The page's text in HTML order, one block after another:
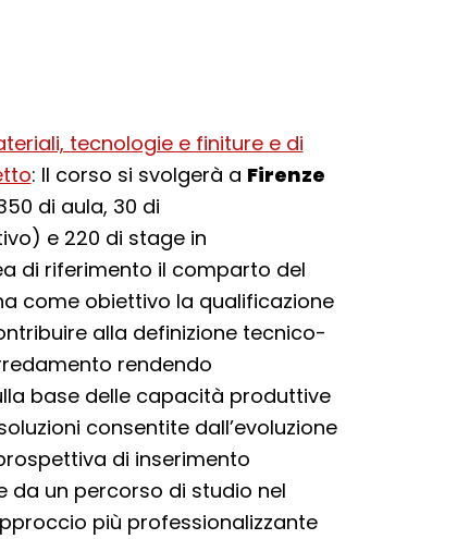
tecnologie e finiture e di
: Il corso si svolgerà a Firenze
di aula, 30 di
e 220 di stage in
di riferimento il comparto del
come obiettivo la qualificazione
alla definizione tecnico-
rendendo
base delle capacità produttive
consentite dall’evoluzione
di inserimento
da un percorso di studio nel
più professionalizzante